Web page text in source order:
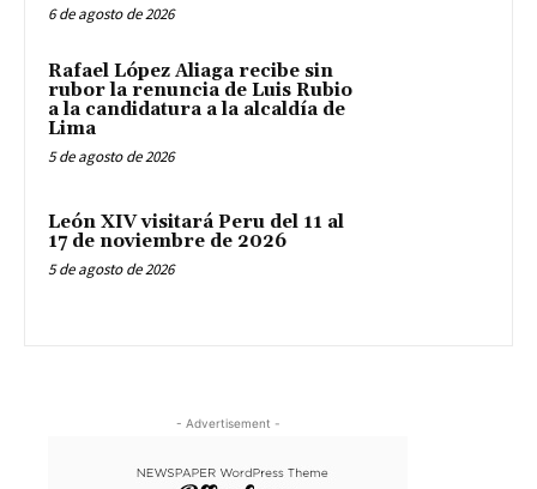
6 de agosto de 2026
Rafael López Aliaga recibe sin
rubor la renuncia de Luis Rubio
a la candidatura a la alcaldía de
Lima
5 de agosto de 2026
León XIV visitará Peru del 11 al
17 de noviembre de 2026
5 de agosto de 2026
- Advertisement -